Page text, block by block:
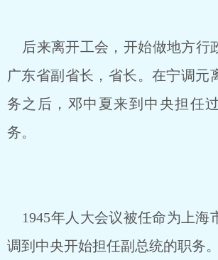
后来离开工会，开始做地方行
广东省副省长，省长。在宁调元
务之后，邓中夏来到中央担任
务。
1945年人大会议被任命为上海
调到中央开始担任副总统的职务。